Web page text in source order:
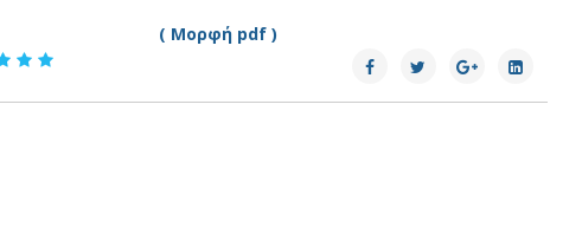
( Μορφή pdf )